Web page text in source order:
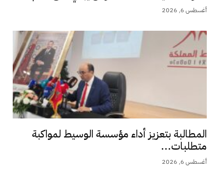
أغسطس 6, 2026
المطالبة بتعزيز أداء مؤسسة الوسيط لمواكبة
متطلبات...
أغسطس 6, 2026